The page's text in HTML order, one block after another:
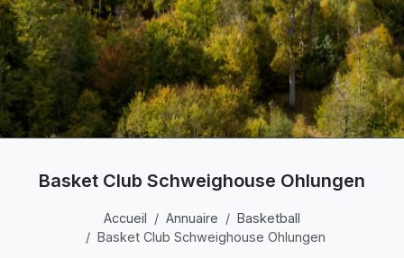
Basket Club Schweighouse Ohlungen
Accueil Annuaire
Basketball
Basket Club Schweighouse Ohlungen